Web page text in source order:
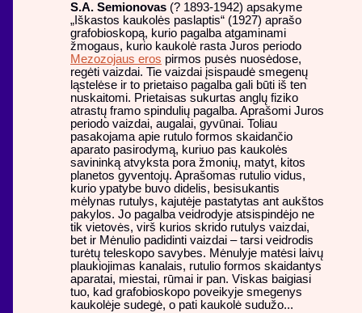
S.A. Semionovas (? 1893-1942) apsakyme
„Iškastos kaukolės paslaptis“ (1927) aprašo
grafobioskopą, kurio pagalba atgaminami
žmogaus, kurio kaukolė rasta Juros periodo
Mezozojaus eros pirmos pusės nuosėdose,
regėti vaizdai. Tie vaizdai įsispaudė smegenų
ląstelėse ir to prietaiso pagalba gali būti iš ten
nuskaitomi. Prietaisas sukurtas anglų fiziko
atrastų framo spindulių pagalba. Aprašomi Juros
periodo vaizdai, augalai, gyvūnai. Toliau
pasakojama apie rutulo formos skaidančio
aparato pasirodymą, kuriuo pas kaukolės
savininką atvyksta pora žmonių, matyt, kitos
planetos gyventojų. Aprašomas rutulio vidus,
kurio ypatybe buvo didelis, besisukantis
mėlynas rutulys, kajutėje pastatytas ant aukštos
pakylos. Jo pagalba veidrodyje atsispindėjo ne
tik vietovės, virš kurios skrido rutulys vaizdai,
bet ir Mėnulio padidinti vaizdai – tarsi veidrodis
turėtų teleskopo savybes. Mėnulyje matėsi laivų
plaukiojimas kanalais, rutulio formos skaidantys
aparatai, miestai, rūmai ir pan. Viskas baigiasi
tuo, kad grafobioskopo poveikyje smegenys
kaukolėje sudegė, o pati kaukolė sudužo...